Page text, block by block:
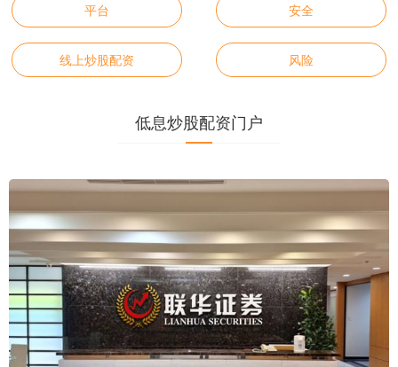
平台 安全
线上炒股配资 风险
低息炒股配资门户